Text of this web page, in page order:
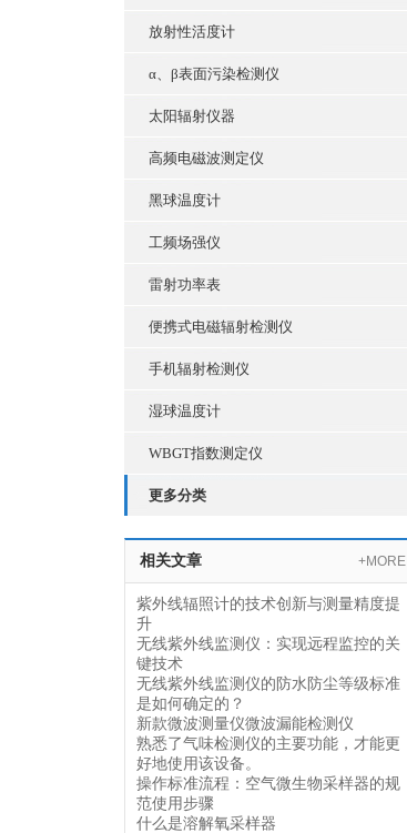
放射性活度计
α、β表面污染检测仪
太阳辐射仪器
高频电磁波测定仪
黑球温度计
工频场强仪
雷射功率表
便携式电磁辐射检测仪
手机辐射检测仪
湿球温度计
WBGT指数测定仪
更多分类
相关文章 +MORE
紫外线辐照计的技术创新与测量精度提
升
无线紫外线监测仪：实现远程监控的关
键技术
无线紫外线监测仪的防水防尘等级标准
是如何确定的？
新款微波测量仪微波漏能检测仪
熟悉了气味检测仪的主要功能，才能更
好地使用该设备。
操作标准流程：空气微生物采样器的规
范使用步骤
什么是溶解氧采样器